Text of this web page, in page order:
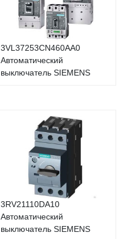
3VL37253CN460AA0
Автоматический
выключатель SIEMENS
3RV21110DA10
Автоматический
выключатель SIEMENS